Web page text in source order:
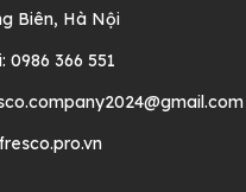
Biên, Hà Nội
0986 366 551